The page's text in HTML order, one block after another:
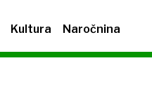
Kultura Naročnina